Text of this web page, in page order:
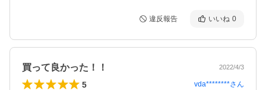
違反報告 いいね 0
買って良かった！！ 2022/4/3
5 vda********さん